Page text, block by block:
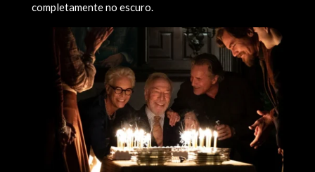
completamente no escuro.